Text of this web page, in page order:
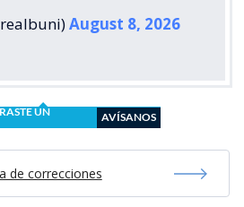
August 8, 2026
UN
AVÍSANOS
de correcciones